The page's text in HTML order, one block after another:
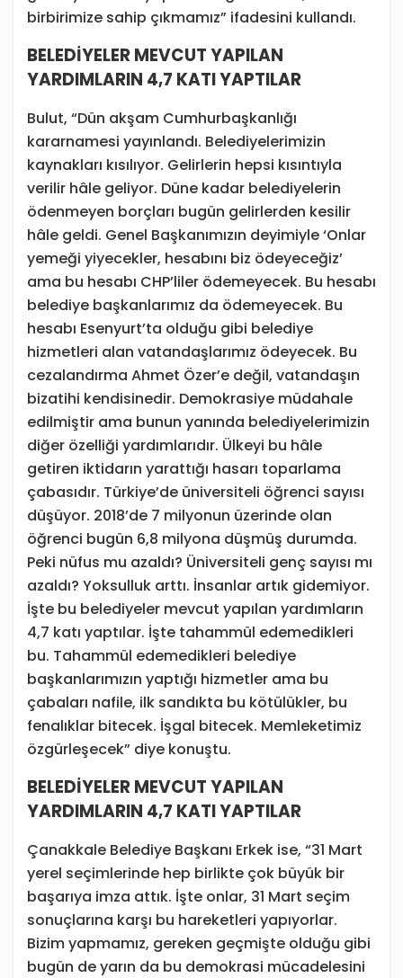
birbirimize sahip çıkmamız” ifadesini kullandı.
BELEDİYELER MEVCUT YAPILAN
YARDIMLARIN 4,7 KATI YAPTILAR
Bulut, “Dün akşam Cumhurbaşkanlığı
kararnamesi yayınlandı. Belediyelerimizin
kaynakları kısılıyor. Gelirlerin hepsi kısıntıyla
verilir hâle geliyor. Düne kadar belediyelerin
ödenmeyen borçları bugün gelirlerden kesilir
hâle geldi. Genel Başkanımızın deyimiyle ‘Onlar
yemeği yiyecekler, hesabını biz ödeyeceğiz’
ama bu hesabı CHP’liler ödemeyecek. Bu hesabı
belediye başkanlarımız da ödemeyecek. Bu
hesabı Esenyurt’ta olduğu gibi belediye
hizmetleri alan vatandaşlarımız ödeyecek. Bu
cezalandırma Ahmet Özer’e değil, vatandaşın
bizatihi kendisinedir. Demokrasiye müdahale
edilmiştir ama bunun yanında belediyelerimizin
diğer özelliği yardımlarıdır. Ülkeyi bu hâle
getiren iktidarın yarattığı hasarı toparlama
çabasıdır. Türkiye’de üniversiteli öğrenci sayısı
düşüyor. 2018’de 7 milyonun üzerinde olan
öğrenci bugün 6,8 milyona düşmüş durumda.
Peki nüfus mu azaldı? Üniversiteli genç sayısı mı
azaldı? Yoksulluk arttı. İnsanlar artık gidemiyor.
İşte bu belediyeler mevcut yapılan yardımların
4,7 katı yaptılar. İşte tahammül edemedikleri
bu. Tahammül edemedikleri belediye
başkanlarımızın yaptığı hizmetler ama bu
çabaları nafile, ilk sandıkta bu kötülükler, bu
fenalıklar bitecek. İşgal bitecek. Memleketimiz
özgürleşecek” diye konuştu.
BELEDİYELER MEVCUT YAPILAN
YARDIMLARIN 4,7 KATI YAPTILAR
Çanakkale Belediye Başkanı Erkek ise, “31 Mart
yerel seçimlerinde hep birlikte çok büyük bir
başarıya imza attık. İşte onlar, 31 Mart seçim
sonuçlarına karşı bu hareketleri yapıyorlar.
Bizim yapmamız, gereken geçmişte olduğu gibi
bugün de yarın da bu demokrasi mücadelesini